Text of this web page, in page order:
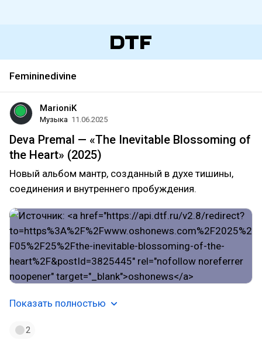
Femininedivine
MarioniK
Музыка 11.06.2025
Deva Premal — «The Inevitable Blossoming of
the Heart» (2025)
Новый альбом мантр, созданный в духе тишины,
соединения и внутреннего пробуждения.
Показать полностью
2